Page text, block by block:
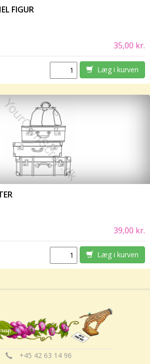
FIGUR
35,00 kr.
Læg i kurven
39,00 kr.
Læg i kurven
+45 42 63 14 96